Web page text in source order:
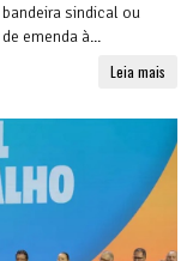
sindical ou
emenda à...
Leia mais